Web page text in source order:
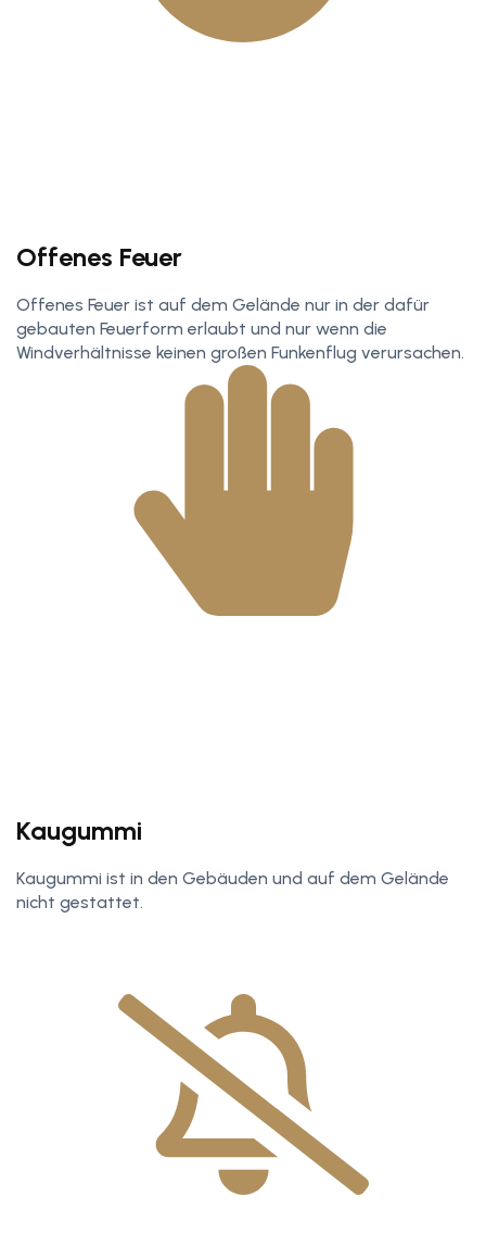
Offenes Feuer
Offenes Feuer ist auf dem Gelände nur in der dafür
gebauten Feuerform erlaubt und nur wenn die
Windverhältnisse keinen großen Funkenflug verursachen.
Kaugummi
Kaugummi ist in den Gebäuden und auf dem Gelände
nicht gestattet.